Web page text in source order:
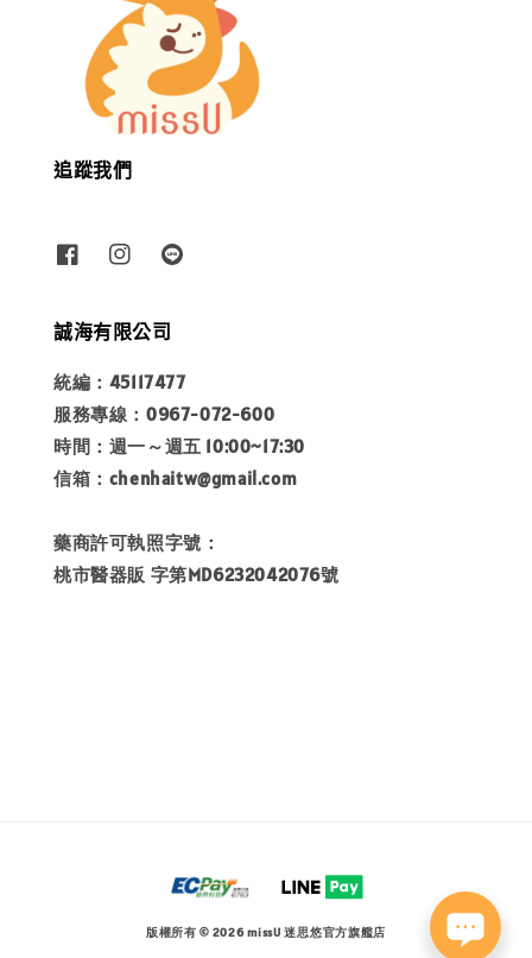
追蹤我們
誠海有限公司
統編：45117477
服務專線：0967-072-600
時間：週一～週五 10:00~17:30
信箱：chenhaitw@gmail.com
藥商許可執照字號：
桃市醫器販 字第MD6232042076號
版權所有 © 2026 missU 迷思悠官方旗艦店